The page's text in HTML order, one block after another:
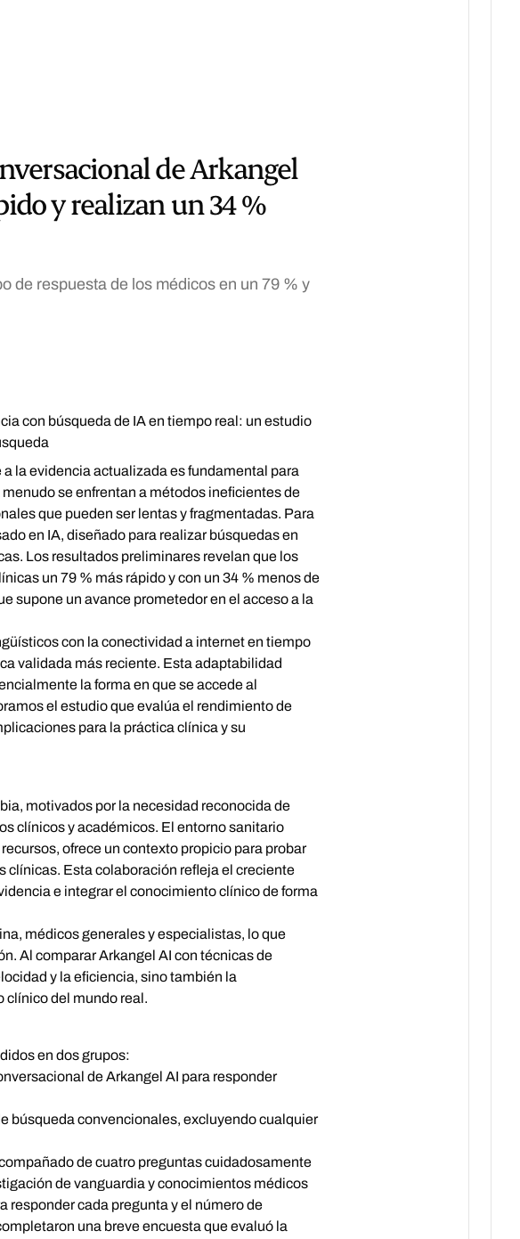
de Arkangel
y realizan un 34 %
de respuesta de los médicos en un 79 % y
con búsqueda de IA en tiempo real: un estudio
la evidencia actualizada es fundamental para
se enfrentan a métodos ineficientes de
que pueden ser lentas y fragmentadas. Para
en IA, diseñado para realizar búsquedas en
Los resultados preliminares revelan que los
un 79 % más rápido y con un 34 % menos de
supone un avance prometedor en el acceso a la
con la conectividad a internet en tiempo
validada más reciente. Esta adaptabilidad
la forma en que se accede al
el estudio que evalúa el rendimiento de
para la práctica clínica y su
motivados por la necesidad reconocida de
clínicos y académicos. El entorno sanitario
ofrece un contexto propicio para probar
clínicas. Esta colaboración refleja el creciente
e integrar el conocimiento clínico de forma
médicos generales y especialistas, lo que
Al comparar Arkangel AI con técnicas de
y la eficiencia, sino también la
clínico del mundo real.
en dos grupos:
de Arkangel AI para responder
búsqueda convencionales, excluyendo cualquier
de cuatro preguntas cuidadosamente
de vanguardia y conocimientos médicos
responder cada pregunta y el número de
una breve encuesta que evaluó la